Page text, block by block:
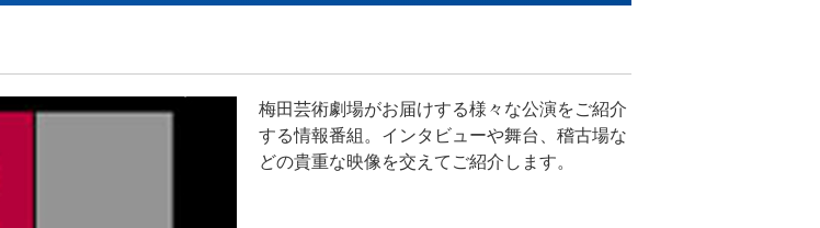
梅田芸術劇場がお届けする様々な公演をご紹介
する情報番組。インタビューや舞台、稽古場な
どの貴重な映像を交えてご紹介します。